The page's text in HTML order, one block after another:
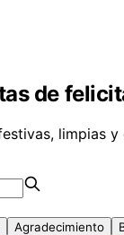
de
limpias
Agradecimiento